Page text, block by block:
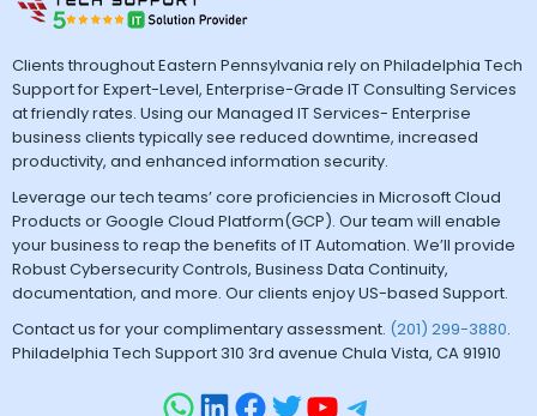
Clients throughout Eastern Pennsylvania rely on Philadelphia Tech
Support for Expert-Level, Enterprise-Grade IT Consulting Services
at friendly rates. Using our Managed IT Services- Enterprise
business clients typically see reduced downtime, increased
productivity, and enhanced information security.
Leverage our tech teams’ core proficiencies in Microsoft Cloud
Products or Google Cloud Platform(GCP). Our team will enable
your business to reap the benefits of IT Automation. We’ll provide
Robust Cybersecurity Controls, Business Data Continuity,
documentation, and more. Our clients enjoy US-based Support.
Contact us for your complimentary assessment. (201) 299-3880.
Philadelphia Tech Support 310 3rd avenue Chula Vista, CA 91910